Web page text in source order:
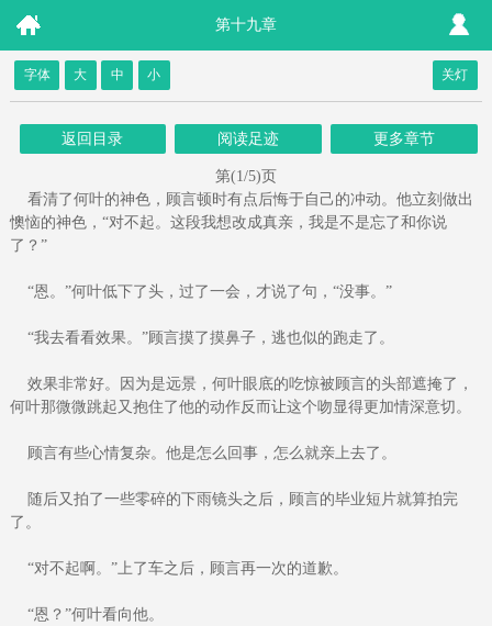
第十九章
字体 大 中 小 关灯
返回目录 阅读足迹 更多章节
第(1/5)页
看清了何叶的神色，顾言顿时有点后悔于自己的冲动。他立刻做出
懊恼的神色，“对不起。这段我想改成真亲，我是不是忘了和你说
了？”
“恩。”何叶低下了头，过了一会，才说了句，“没事。”
“我去看看效果。”顾言摸了摸鼻子，逃也似的跑走了。
效果非常好。因为是远景，何叶眼底的吃惊被顾言的头部遮掩了，
何叶那微微跳起又抱住了他的动作反而让这个吻显得更加情深意切。
顾言有些心情复杂。他是怎么回事，怎么就亲上去了。
随后又拍了一些零碎的下雨镜头之后，顾言的毕业短片就算拍完
了。
“对不起啊。”上了车之后，顾言再一次的道歉。
“恩？”何叶看向他。